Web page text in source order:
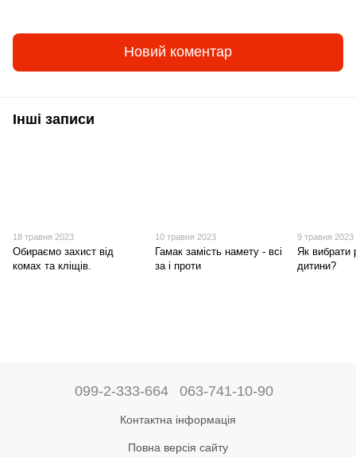
Новий коментар
Інші записи
18 травня 2023
Обираємо захист від
комах та кліщів.
10 травня 2023
Гамак замість намету - всі
за і проти
9 травня 2023
Як вибрати
дитини?
099-2-333-664 063-741-10-90
Контактна інформація
Повна версія сайту